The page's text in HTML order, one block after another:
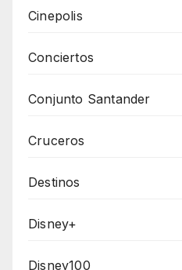
Cinepolis
Conciertos
Conjunto Santander
Cruceros
Destinos
Disney+
Disney100